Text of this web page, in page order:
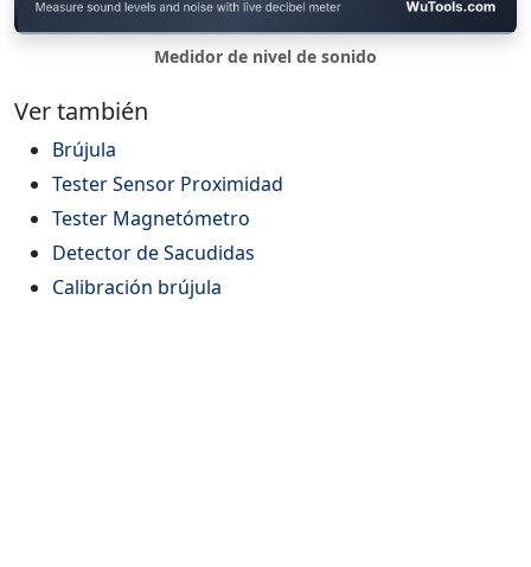
Medidor de nivel de sonido
Ver también
Brújula
Tester Sensor Proximidad
Tester Magnetómetro
Detector de Sacudidas
Calibración brújula